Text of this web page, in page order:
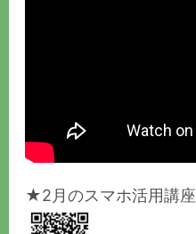
★2月のスマホ活用講座